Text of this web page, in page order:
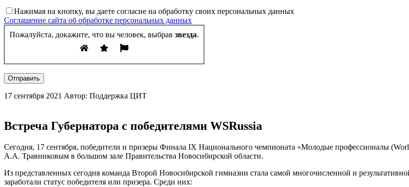
Нажимая на кнопку, вы даете согласие на обработку своих персональных данных
Соглашение сайта об обработке персональных данных
Пожалуйста, докажите, что вы человек, выбрав звезда.
Отправить
17 сентября 2021 Автор: Поддержка ЦИТ
Встреча Губернатора с победителями WSRussia
Сегодня, 17 сентября, победители и призеры Финала IX Национального чемпионата «Молодые профессионалы
А.А. Травниковым в большом зале Правительства Новосибирской области.
Из представленных сегодня команда Второй Новосибирской гимназии стала самой многочисленной и
заработали статус победителя или призера. Среди них: